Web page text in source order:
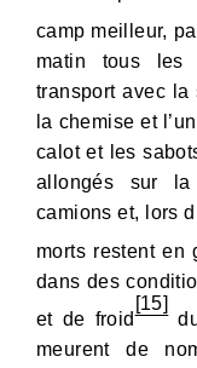
camp meilleur,
matin tous les
transport avec la
la chemise et
calot et les
allongés sur
camions et, lors
morts restent en
dans des
et de froid
[15]
meurent de